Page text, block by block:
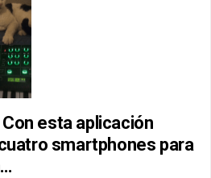
esta aplicación
smartphones para